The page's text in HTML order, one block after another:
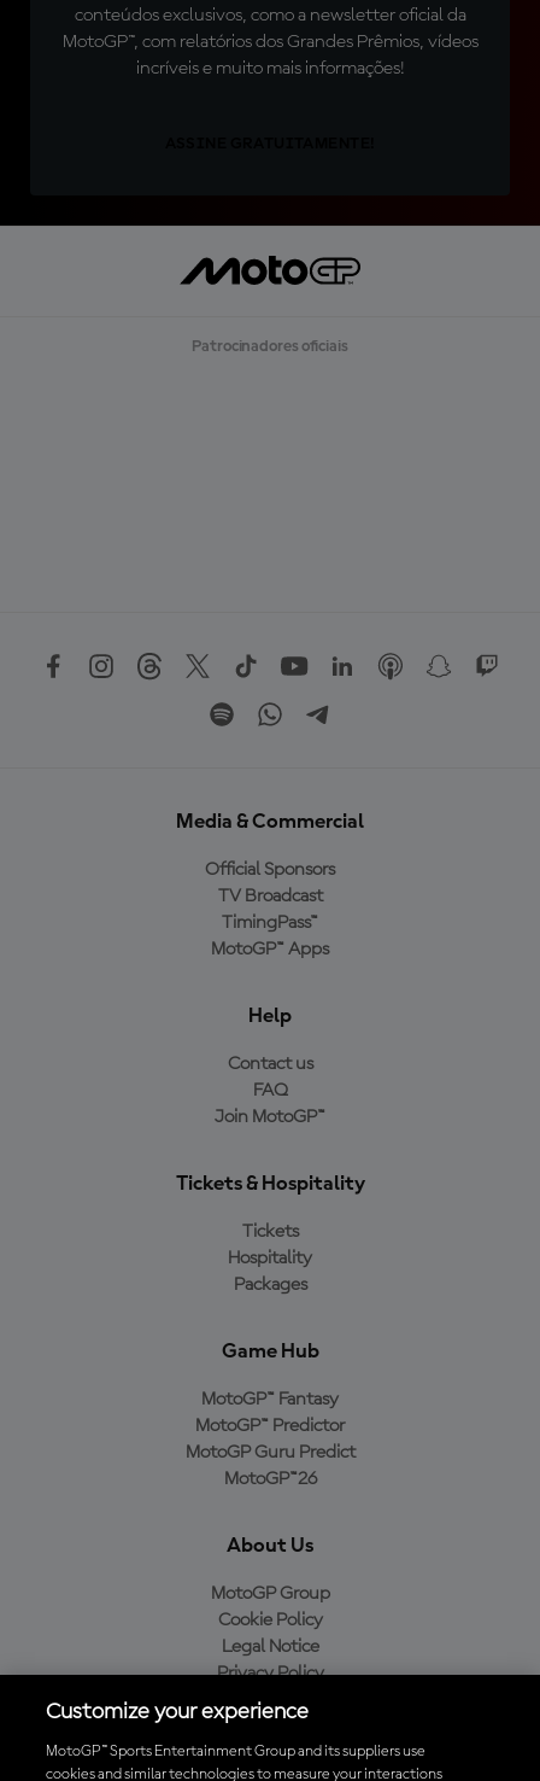
conteúdos exclusivos, como a newsletter oficial da
MotoGP™, com relatórios dos Grandes Prêmios, vídeos
incríveis e muito mais informações!
Patrocinadores oficiais
Media & Commercial
Official Sponsors
TV Broadcast
TimingPass™
MotoGP™ Apps
Help
Contact us
FAQ
Join MotoGP™
Tickets & Hospitality
Tickets
Hospitality
Packages
Game Hub
MotoGP™ Fantasy
MotoGP™ Predictor
MotoGP Guru Predict
MotoGP™26
About Us
MotoGP Group
Cookie Policy
Legal Notice
Privacy Policy
Purchase Policy
Customize your experience
MotoGP™ Sports Entertainment Group and its suppliers use
cookies and similar technologies to measure your interactions